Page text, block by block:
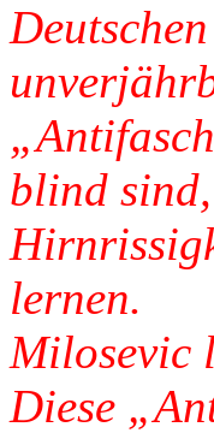
blind
lernen.
Milosevic
Diese